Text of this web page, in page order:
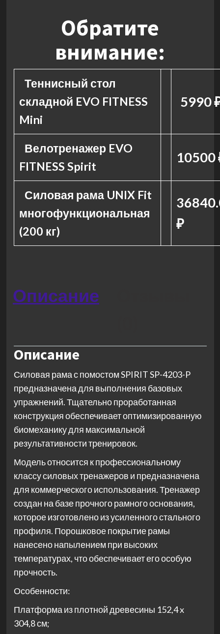
Обратите
внимание:
Теннисный стол
складной EVO FITNESS
Mini
5990
Велотренажер EVO
FITNESS Spirit
10500
Силовая рама UNIX Fit
многофункциональная
(200 кг)
₽
Описание
Описание
Силовая рама с помостом SPIRIT SP-4203-P
предназначена для выполнения базовых
упражнений. Тщательно проработанная
конструкция обеспечивает оптимизированную
биомеханику для максимальной
результативности тренировок.
Модель относится к профессиональному
классу силовых тренажеров и предназначена
для коммерческого использования. Тренажер
создан на базе прочного рамного основания,
которое изготовлено из усиленного стального
профиля. Порошковое покрытие рамы
нанесено напылением при высоких
температурах, что обеспечивает его особую
прочность.
Особенности:
Платформа из плотной древесины 152,4 x
304,8 см;